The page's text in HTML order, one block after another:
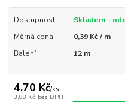
Dostupnost
Skladem -
Měrná cena
0,39 Kč / m
Balení
12 m
4,70 Kč/ks
3,88 Kč bez DPH